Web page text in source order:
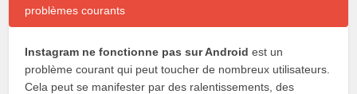
Instagram ne fonctionne pas sur Android est un
problème courant qui peut toucher de nombreux utilisateurs.
Cela peut se manifester par des ralentissements, des